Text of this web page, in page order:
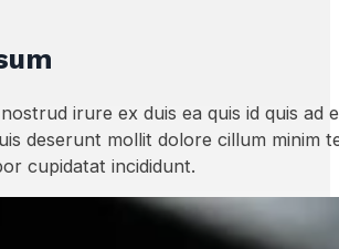
irure ex duis ea quis id quis ad
deserunt mollit dolore cillum minim
cupidatat incididunt.